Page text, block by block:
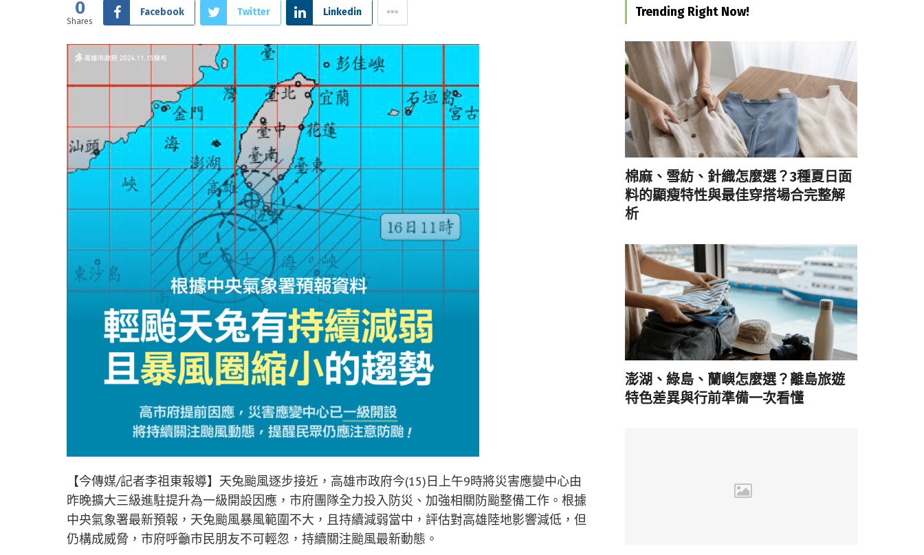
0
Shares
Facebook Twitter Linkedin
【今傳媒/記者李祖東報導】天兔颱風逐步接近，高雄市政府今(15)日上午9時將災害應變中心由
昨晚擴大三級進駐提升為一級開設因應，市府團隊全力投入防災、加強相關防颱整備工作。根據
中央氣象署最新預報，天兔颱風暴風範圍不大，且持續減弱當中，評估對高雄陸地影響減低，但
仍構成威脅，市府呼籲市民朋友不可輕忽，持續關注颱風最新動態。
Trending Right Now!
棉麻、雪紡、針織怎麼選？3種夏日面
料的顯瘦特性與最佳穿搭場合完整解
析
澎湖、綠島、蘭嶼怎麼選？離島旅遊
特色差異與行前準備一次看懂